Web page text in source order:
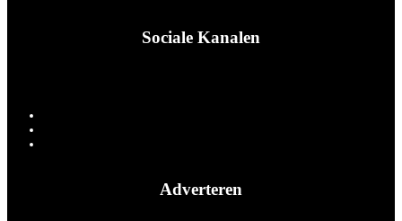
Sociale Kanalen
Adverteren